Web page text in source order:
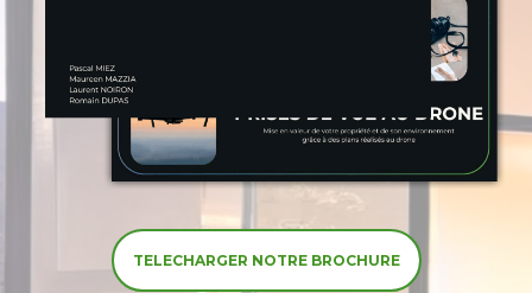
TELECHARGER NOTRE BROCHURE